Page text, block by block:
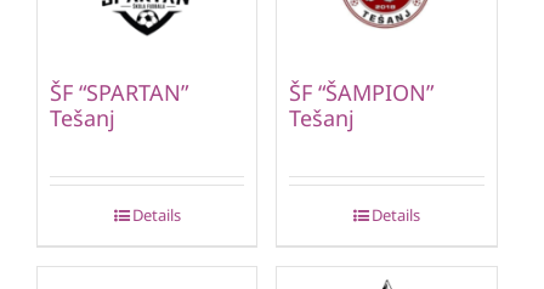
ŠF “SPARTAN”
Tešanj
Details
ŠF “ŠAMPION”
Tešanj
Details